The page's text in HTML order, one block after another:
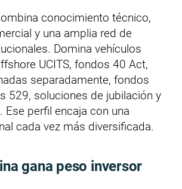
conocimiento técnico,
y una amplia red de
Domina vehículos
UCITS, fondos 40 Act,
separadamente, fondos
529, soluciones de jubilación y
Ese perfil encaja con una
cada vez más diversificada.
gana peso inversor